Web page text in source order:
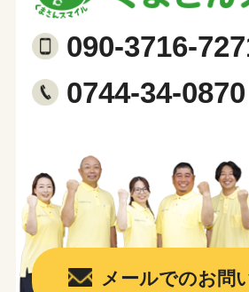
090-3716-
0744-34-0870
メールでのお問